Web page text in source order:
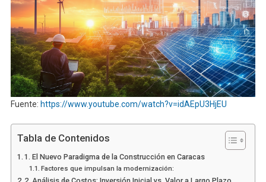
Fuente: https://www.youtube.com/watch?v=idAEpU3HjEU
Tabla de Contenidos
1. El Nuevo Paradigma de la Construcción en Caracas
Factores que impulsan la modernización:
2. Análisis de Costos: Inversión Inicial vs. Valor a Largo Plazo